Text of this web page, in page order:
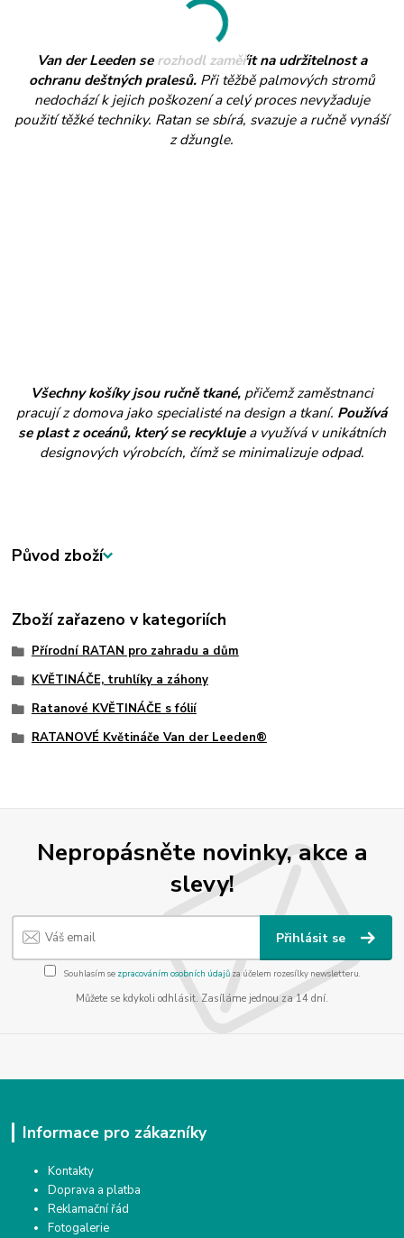
Van der Leeden se rozhodl zaměřit na udržitelnost a
ochranu deštných pralesů.Při těžbě palmových stromů
nedochází k jejich poškození a celý proces nevyžaduje
použití těžké techniky. Ratan se sbírá, svazuje a ručně vynáší
z džungle.
Všechny košíky jsou ručně tkané,přičemž zaměstnanci
pracují z domova jako specialisté na design a tkaní. Používá
se plast z oceánů, který se recyklujea využívá v unikátních
designových výrobcích, čímž se minimalizuje odpad.
Původ zboží
Zboží zařazeno v kategoriích
Přírodní RATAN pro zahradu a dům
KVĚTINÁČE, truhlíky a záhony
Ratanové KVĚTINÁČE s fólií
RATANOVÉ Květináče Van der Leeden®
Nepropásněte novinky, akce a
slevy!
Přihlásit se
Souhlasím se zpracováním osobních údajůza účelem rozesílky newsletteru.
Můžete se kdykoli odhlásit. Zasíláme jednou za 14 dní.
Informace pro zákazníky
Kontakty
Doprava a platba
Reklamační řád
Fotogalerie